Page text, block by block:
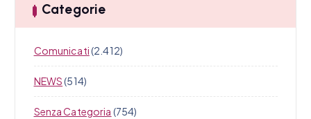
Categorie
Comunicati(2.412)
NEWS(514)
Senza Categoria (754)